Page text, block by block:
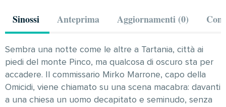
Sinossi Anteprima Aggiornamenti (0)
Sembra una notte come le altre a Tartania, città ai
piedi del monte Pinco, ma qualcosa di oscuro sta per
accadere. Il commissario Mirko Marrone, capo della
Omicidi, viene chiamato su una scena macabra: davanti
a una chiesa un uomo decapitato e seminudo, senza